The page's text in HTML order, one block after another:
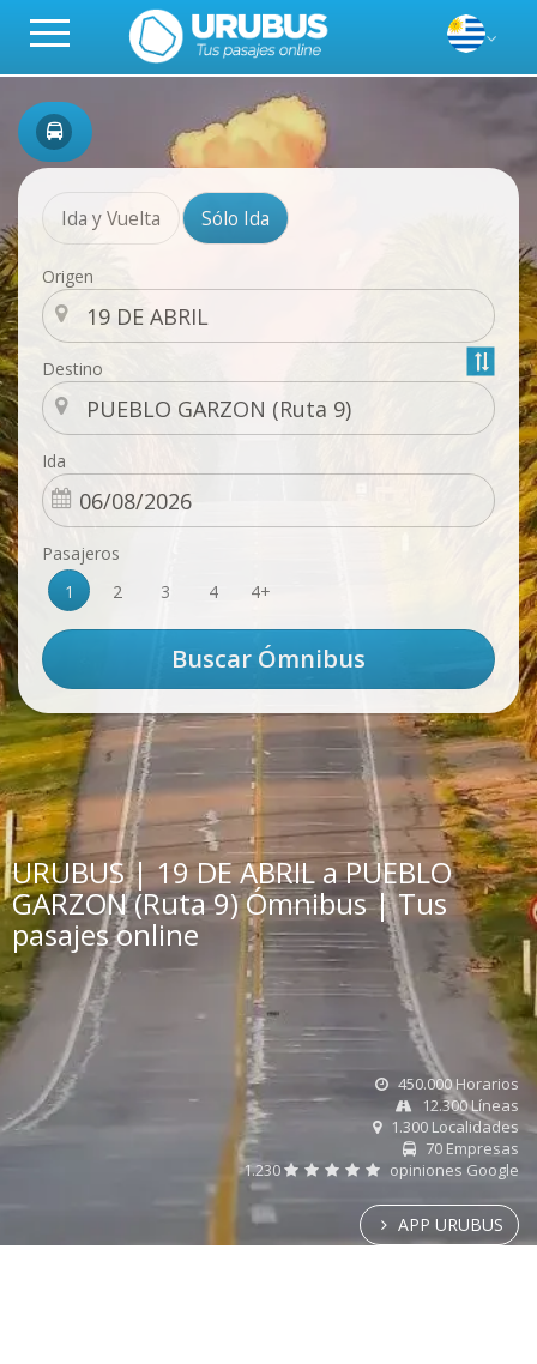
Ida y Vuelta Sólo Ida
Origen
Destino
Ida
Pasajeros
1
2 3 4 4+
URUBUS | 19 DE ABRIL a PUEBLO
GARZON (Ruta 9) Ómnibus | Tus
pasajes online
450.000 Horarios
12.300 Líneas
1.300 Localidades
70 Empresas
1.230
opiniones Google
APP URUBUS